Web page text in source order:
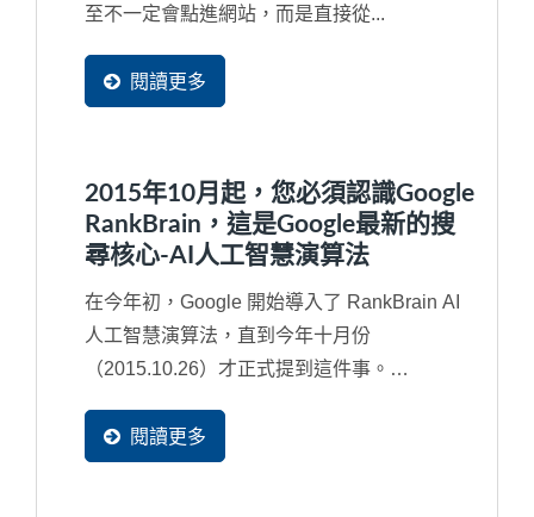
至不一定會點進網站，而是直接從...
閱讀更多
2015年10月起，您必須認識Google
RankBrain，這是Google最新的搜
尋核心-AI人工智慧演算法
在今年初，Google 開始導入了 RankBrain AI
人工智慧演算法，直到今年十月份
（2015.10.26）才正式提到這件事。
閱讀更多